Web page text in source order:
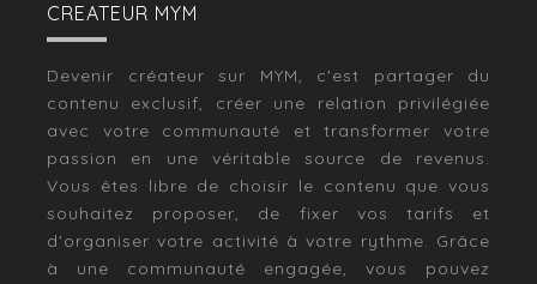
CREATEUR MYM
Devenir créateur sur MYM, c'est partager du
contenu exclusif, créer une relation privilégiée
avec votre communauté et transformer votre
passion en une véritable source de revenus.
Vous êtes libre de choisir le contenu que vous
souhaitez proposer, de fixer vos tarifs et
d'organiser votre activité à votre rythme. Grâce
à une communauté engagée, vous pouvez